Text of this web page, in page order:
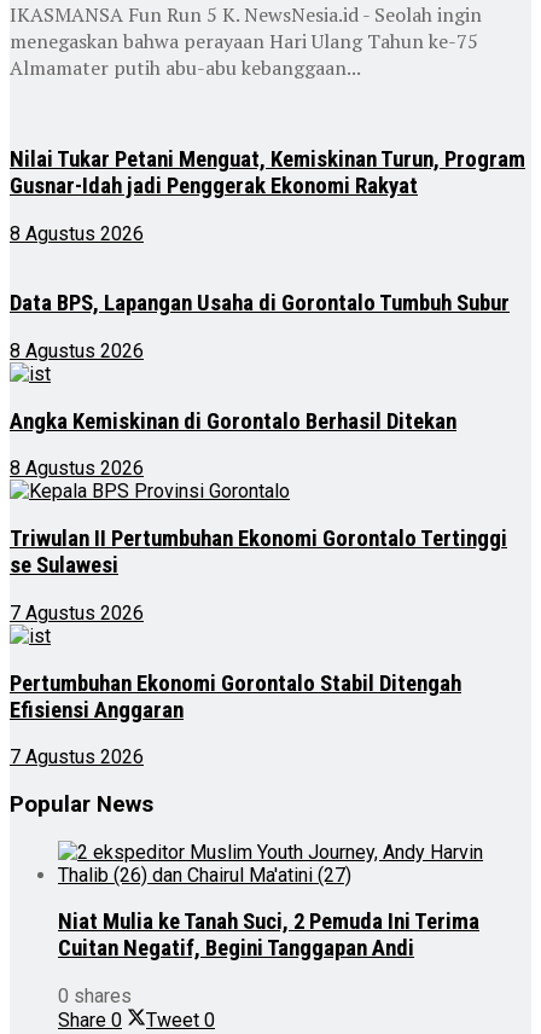
IKASMANSA Fun Run 5 K. NewsNesia.id - Seolah ingin
menegaskan bahwa perayaan Hari Ulang Tahun ke-75
Almamater putih abu-abu kebanggaan...
Nilai Tukar Petani Menguat, Kemiskinan Turun, Program
Gusnar-Idah jadi Penggerak Ekonomi Rakyat
8 Agustus 2026
Data BPS, Lapangan Usaha di Gorontalo Tumbuh Subur
8 Agustus 2026
Angka Kemiskinan di Gorontalo Berhasil Ditekan
8 Agustus 2026
Triwulan II Pertumbuhan Ekonomi Gorontalo Tertinggi
se Sulawesi
7 Agustus 2026
Pertumbuhan Ekonomi Gorontalo Stabil Ditengah
Efisiensi Anggaran
7 Agustus 2026
Popular News
Niat Mulia ke Tanah Suci, 2 Pemuda Ini Terima
Cuitan Negatif, Begini Tanggapan Andi
0 shares
Share 0 Tweet 0